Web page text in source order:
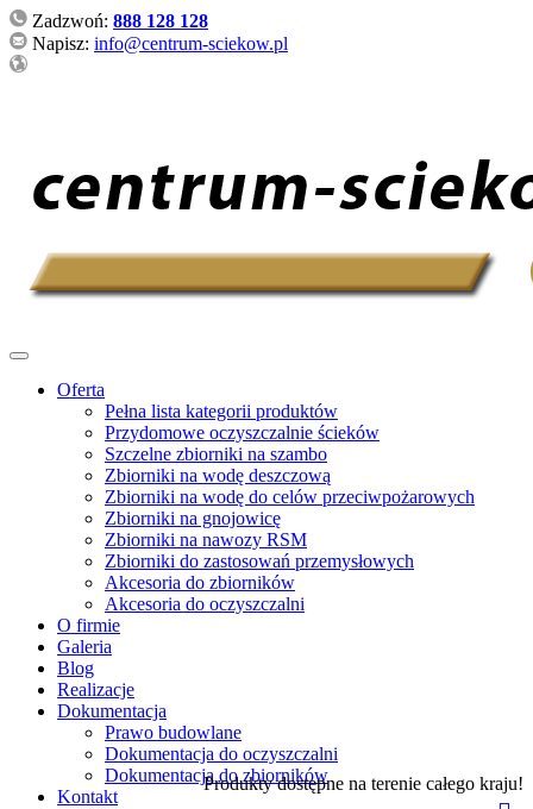
Zadzwoń: 888 128 128
Napisz: info@centrum-sciekow.pl
Oferta
Pełna lista kategorii produktów
Przydomowe oczyszczalnie ścieków
Szczelne zbiorniki na szambo
Zbiorniki na wodę deszczową
Zbiorniki na wodę do celów przeciwpożarowych
Zbiorniki na gnojowicę
Zbiorniki na nawozy RSM
Zbiorniki do zastosowań przemysłowych
Akcesoria do zbiorników
Akcesoria do oczyszczalni
O firmie
Galeria
Blog
Realizacje
Dokumentacja
Prawo budowlane
Dokumentacja do oczyszczalni
Dokumentacja do zbiorników
Kontakt
Produkty dostępne na terenie całego kraju!